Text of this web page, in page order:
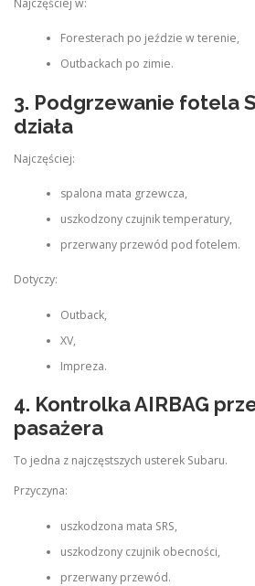
Foresterach po jeździe w terenie,
Outbackach po zimie.
3. Podgrzewanie fotela
działa
Najczęściej:
spalona mata grzewcza,
uszkodzony czujnik temperatury,
przerwany przewód pod fotelem.
Dotyczy:
Outback,
XV,
Impreza.
4. Kontrolka AIRBAG
pasażera
To jedna z najczęstszych usterek Subaru.
Przyczyna:
uszkodzona mata SRS,
uszkodzony czujnik obecności,
przerwany przewód.